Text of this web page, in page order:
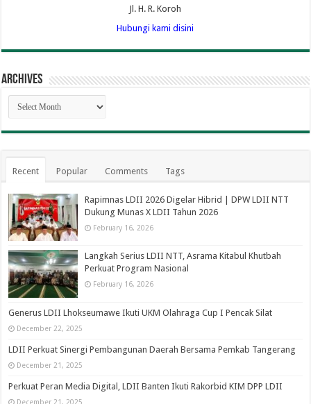
Jl. H. R. Koroh
Hubungi kami disini
Archives
Archives
Recent Popular Comments Tags
Rapimnas LDII 2026 Digelar Hibrid | DPW LDII NTT
Dukung Munas X LDII Tahun 2026
February 16, 2026
Langkah Serius LDII NTT, Asrama Kitabul Khutbah
Perkuat Program Nasional
February 16, 2026
Generus LDII Lhokseumawe Ikuti UKM Olahraga Cup I Pencak Silat
December 22, 2025
LDII Perkuat Sinergi Pembangunan Daerah Bersama Pemkab Tangerang
December 21, 2025
Perkuat Peran Media Digital, LDII Banten Ikuti Rakorbid KIM DPP LDII
December 21, 2025